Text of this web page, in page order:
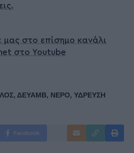
μας στο επίσημο κανάλι
στο Youtube
, ΔΕΥΑΜΒ, ΝΕΡΟ, ΥΔΡΕΥΣΗ
Facebook